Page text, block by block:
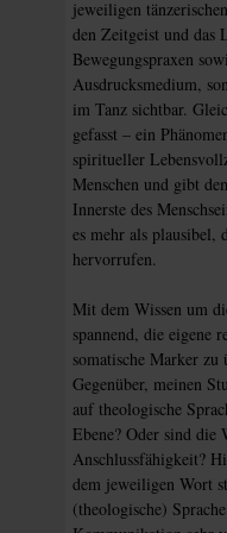
jeweiligen
den Zeitgeist und das
Bewegungspraxen
Ausdrucksmedium,
im Tanz sichtbar.
gefasst – ein
spiritueller
Menschen und gibt
Innerste des
es mehr als plausibel,
hervorrufen.
Mit dem Wissen um
spannend, die eigene
somatische Marker
Gegenüber, meinen
auf theologische
Ebene? Oder sind die
Anschlussfähigkeit?
dem jeweiligen Wort
(theologische)